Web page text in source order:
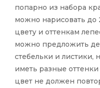
попарно из набора
можно нарисовать до
цвету и оттенкам
можно предложить
стебельки и листики,
иметь разные
цвет не должен